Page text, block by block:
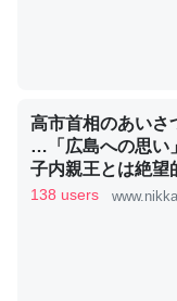
─ニュース :: 【研究
これを元に考える
類は苦労してるん
─ニュース :: 【研究
高市首相のあいさ
…「広島への思い
子内親王とは絶望
ダイDIGITAL
138 users